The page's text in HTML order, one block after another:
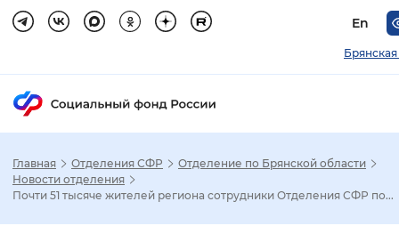
En
Настройка режима отображения
Главная Отделения СФР
Отделение по Брянской области
Новости отделения
Почти 51 тысяче жителей региона сотрудники Отделения СФР по...